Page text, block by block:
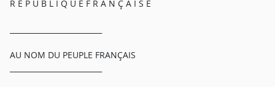
R É P U B L I Q U E F R A N Ç A I S E
AU NOM DU PEUPLE FRANÇAIS